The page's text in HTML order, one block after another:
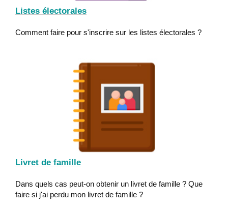
Listes électorales
Comment faire pour s'inscrire sur les listes électorales ?
Livret de famille
Dans quels cas peut-on obtenir un livret de famille ? Que
faire si j'ai perdu mon livret de famille ?